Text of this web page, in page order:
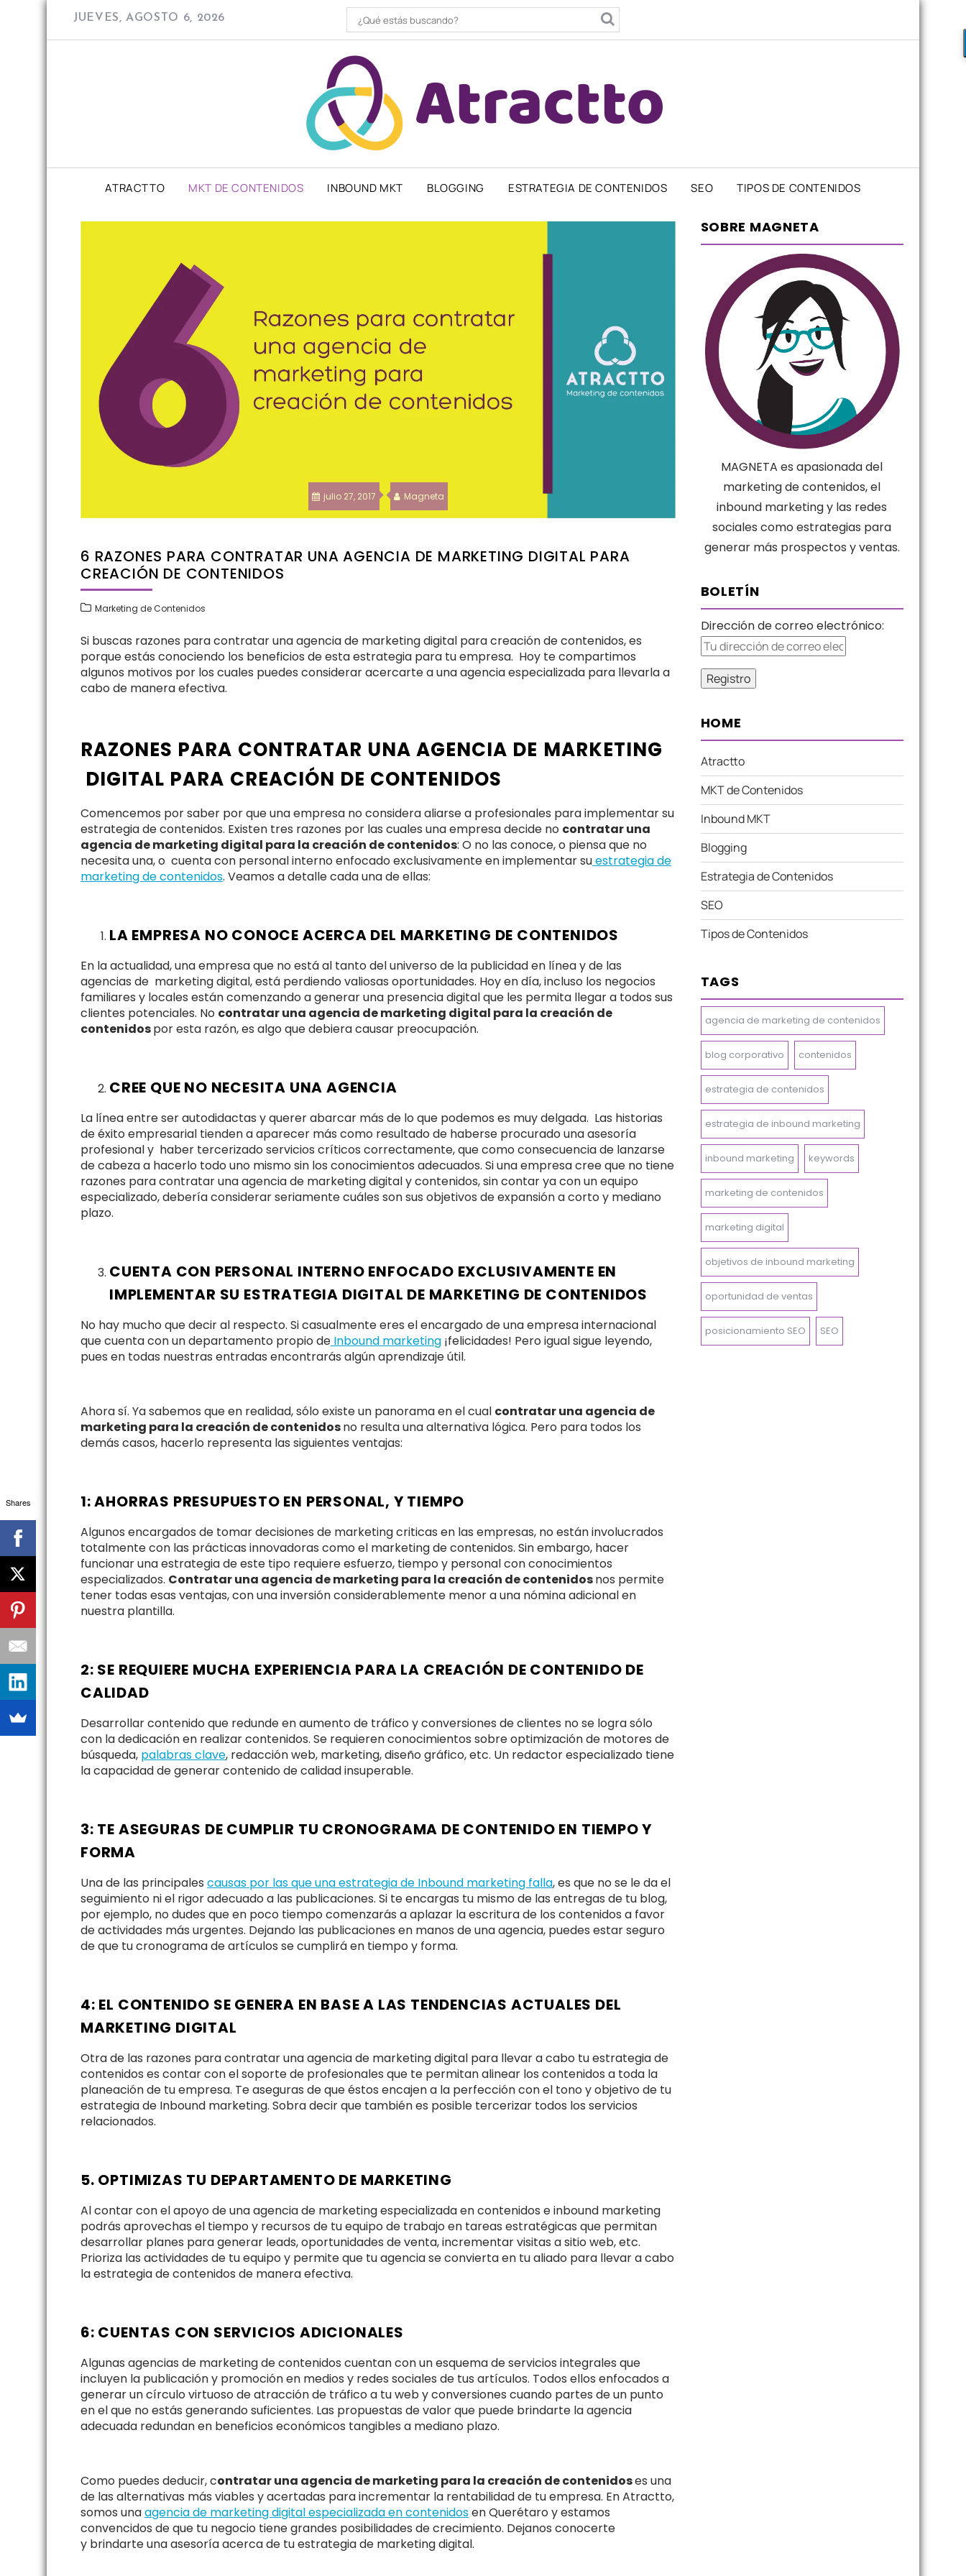
JUEVES, AGOSTO 6, 2026
ATRACTTO MKT DE CONTENIDOS INBOUND MKT BLOGGING ESTRATEGIA DE CONTENIDOS SEO TIPOS DE CONTENIDOS
julio 27, 2017 Magneta
6 RAZONES PARA CONTRATAR UNA AGENCIA DE MARKETING DIGITAL PARA
CREACIÓN DE CONTENIDOS
Marketing de Contenidos
Si buscas razones para contratar una agencia de marketing digital para creación de contenidos, es
porque estás conociendo los beneficios de esta estrategia para tu empresa. Hoy te compartimos
algunos motivos por los cuales puedes considerar acercarte a una agencia especializada para llevarla a
cabo de manera efectiva.
RAZONES PARA CONTRATAR UNA AGENCIA DE MARKETING
DIGITAL PARA CREACIÓN DE CONTENIDOS
Comencemos por saber por que una empresa no considera aliarse a profesionales para implementar su
estrategia de contenidos. Existen tres razones por las cuales una empresa decide no contratar una
agencia de marketing digital para la creación de contenidos: O no las conoce, o piensa que no
necesita una, o cuenta con personal interno enfocado exclusivamente en implementar suestrategia de
marketing de contenidos. Veamos a detalle cada una de ellas:
LA EMPRESA NO CONOCE ACERCA DEL MARKETING DE CONTENIDOS
En la actualidad, una empresa que no está al tanto del universo de la publicidad en línea y de las
agencias de marketing digital, está perdiendo valiosas oportunidades. Hoy en día, incluso los negocios
familiares y locales están comenzando a generar una presencia digital que les permita llegar a todos sus
clientes potenciales. No contratar una agencia de marketing digital para la creación de
contenidospor esta razón, es algo que debiera causar preocupación.
CREE QUE NO NECESITA UNA AGENCIA
La línea entre ser autodidactas y querer abarcar más de lo que podemos es muy delgada. Las historias
de éxito empresarial tienden a aparecer más como resultado de haberse procurado una asesoría
profesional y haber tercerizado servicios críticos correctamente, que como consecuencia de lanzarse
de cabeza a hacerlo todo uno mismo sin los conocimientos adecuados. Si una empresa cree que no tiene
razones para contratar una agencia de marketing digital y contenidos, sin contar ya con un equipo
especializado, debería considerar seriamente cuáles son sus objetivos de expansión a corto y mediano
plazo.
CUENTA CON PERSONAL INTERNO ENFOCADO EXCLUSIVAMENTE EN
IMPLEMENTAR SU ESTRATEGIA DIGITAL DE MARKETING DE CONTENIDOS
No hay mucho que decir al respecto. Si casualmente eres el encargado de una empresa internacional
que cuenta con un departamento propio de Inbound marketing ¡felicidades! Pero igual sigue leyendo,
pues en todas nuestras entradas encontrarás algún aprendizaje útil.
Ahora sí. Ya sabemos que en realidad, sólo existe un panorama en el cual contratar una agencia de
marketing para la creación de contenidosno resulta una alternativa lógica. Pero para todos los
demás casos, hacerlo representa las siguientes ventajas:
1: AHORRAS PRESUPUESTO EN PERSONAL, Y TIEMPO
Algunos encargados de tomar decisiones de marketing criticas en las empresas, no están involucrados
totalmente con las prácticas innovadoras como el marketing de contenidos. Sin embargo, hacer
funcionar una estrategia de este tipo requiere esfuerzo, tiempo y personal con conocimientos
especializados. Contratar una agencia de marketing para la creación de contenidosnos permite
tener todas esas ventajas, con una inversión considerablemente menor a una nómina adicional en
nuestra plantilla.
2: SE REQUIERE MUCHA EXPERIENCIA PARA LA CREACIÓN DE CONTENIDO DE
CALIDAD
Desarrollar contenido que redunde en aumento de tráfico y conversiones de clientes no se logra sólo
con la dedicación en realizar contenidos. Se requieren conocimientos sobre optimización de motores de
búsqueda, palabras clave, redacción web, marketing, diseño gráfico, etc. Un redactor especializado tiene
la capacidad de generar contenido de calidad insuperable.
3: TE ASEGURAS DE CUMPLIR TU CRONOGRAMA DE CONTENIDO EN TIEMPO Y
FORMA
Una de las principales causas por las que una estrategia de Inbound marketing falla, es que no se le da el
seguimiento ni el rigor adecuado a las publicaciones. Si te encargas tu mismo de las entregas de tu blog,
por ejemplo, no dudes que en poco tiempo comenzarás a aplazar la escritura de los contenidos a favor
de actividades más urgentes. Dejando las publicaciones en manos de una agencia, puedes estar seguro
de que tu cronograma de artículos se cumplirá en tiempo y forma.
4: EL CONTENIDO SE GENERA EN BASE A LAS TENDENCIAS ACTUALES DEL
MARKETING DIGITAL
Otra de las razones para contratar una agencia de marketing digital para llevar a cabo tu estrategia de
contenidos es contar con el soporte de profesionales que te permitan alinear los contenidos a toda la
planeación de tu empresa. Te aseguras de que éstos encajen a la perfección con el tono y objetivo de tu
estrategia de Inbound marketing. Sobra decir que también es posible tercerizar todos los servicios
relacionados.
5. OPTIMIZAS TU DEPARTAMENTO DE MARKETING
Al contar con el apoyo de una agencia de marketing especializada en contenidos e inbound marketing
podrás aprovechas el tiempo y recursos de tu equipo de trabajo en tareas estratégicas que permitan
desarrollar planes para generar leads, oportunidades de venta, incrementar visitas a sitio web, etc.
Prioriza las actividades de tu equipo y permite que tu agencia se convierta en tu aliado para llevar a cabo
la estrategia de contenidos de manera efectiva.
6: CUENTAS CON SERVICIOS ADICIONALES
Algunas agencias de marketing de contenidos cuentan con un esquema de servicios integrales que
incluyen la publicación y promoción en medios y redes sociales de tus artículos. Todos ellos enfocados a
generar un círculo virtuoso de atracción de tráfico a tu web y conversiones cuando partes de un punto
en el que no estás generando suficientes. Las propuestas de valor que puede brindarte la agencia
adecuada redundan en beneficios económicos tangibles a mediano plazo.
Como puedes deducir, contratar una agencia de marketing para la creación de contenidoses una
de las alternativas más viables y acertadas para incrementar la rentabilidad de tu empresa. En Atractto,
somos unaagencia de marketing digital especializada en contenidosen Querétaro y estamos
convencidos de que tu negocio tiene grandes posibilidades de crecimiento. Dejanos conocerte
y brindarte una asesoría acerca de tu estrategia de marketing digital.
SOBRE MAGNETA
MAGNETA es apasionada del
marketing de contenidos, el
inbound marketing y las redes
sociales como estrategias para
generar más prospectos y ventas.
BOLETÍN
Dirección de correo electrónico:
HOME
Atractto
MKT de Contenidos
Inbound MKT
Blogging
Estrategia de Contenidos
SEO
Tipos de Contenidos
TAGS
agencia de marketing de contenidos
blog corporativo contenidos
estrategia de contenidos
estrategia de inbound marketing
inbound marketing keywords
marketing de contenidos
marketing digital
objetivos de inbound marketing
oportunidad de ventas
posicionamiento SEO SEO
Shares